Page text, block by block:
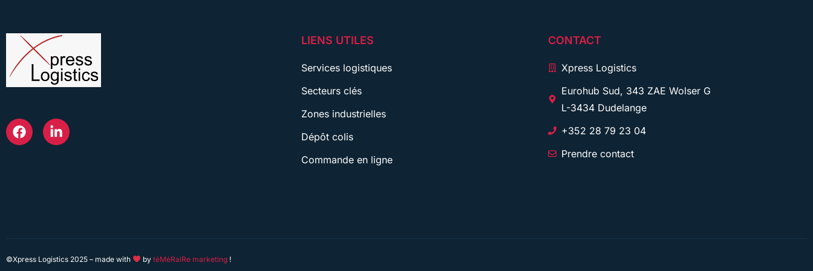
LIENS UTILES
Services logistiques
Secteurs clés
Zones industrielles
Dépôt colis
Commande en ligne
CONTACT
Xpress Logistics
Eurohub Sud, 343 ZAE Wolser G
L-3434 Dudelange
+352 28 79 23 04
Prendre contact
©Xpress Logistics 2025 – made with by téMéRaiRe marketing!